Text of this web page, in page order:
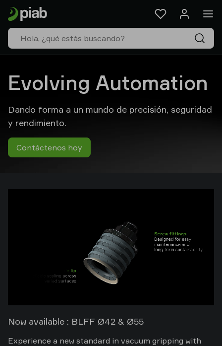
Evolving Automation
Dando forma a un mundo de precisión, seguridad
y rendimiento.
Contáctenos hoy
Now available : BLFF Ø42 & Ø55
Experience a new standard in vacuum gripping with
Productos
&
Soluciones
Industrias
Nuestras
Recursos
de
Piab
Group
Contacte
Support